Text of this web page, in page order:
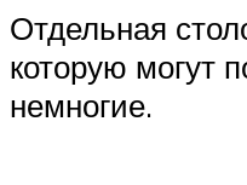
Отдельная
которую могут
немногие.